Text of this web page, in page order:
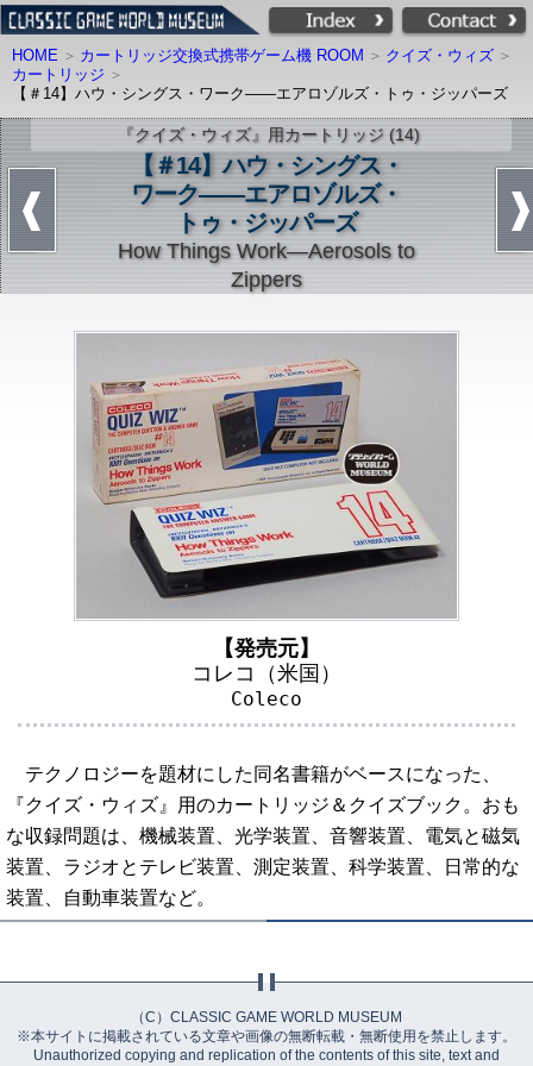
HOME カートリッジ交換式携帯ゲーム機 ROOM
クイズ・ウィズ
カートリッジ
【＃14】ハウ・シングス・ワーク――エアロゾルズ・トゥ・ジッパーズ
『クイズ・ウィズ』用カートリッジ (14)
【＃14】ハウ・シングス・
ワーク――エアロゾルズ・
トゥ・ジッパーズ
How Things Work―Aerosols to
Zippers
【発売元】
コレコ（米国）
Coleco
テクノロジーを題材にした同名書籍がベースになった、
『クイズ・ウィズ』用のカートリッジ＆クイズブック。おも
な収録問題は、機械装置、光学装置、音響装置、電気と磁気
装置、ラジオとテレビ装置、測定装置、科学装置、日常的な
装置、自動車装置など。
（C）CLASSIC GAME WORLD MUSEUM
※本サイトに掲載されている文章や画像の無断転載・無断使用を禁止します。
Unauthorized copying and replication of the contents of this site, text and